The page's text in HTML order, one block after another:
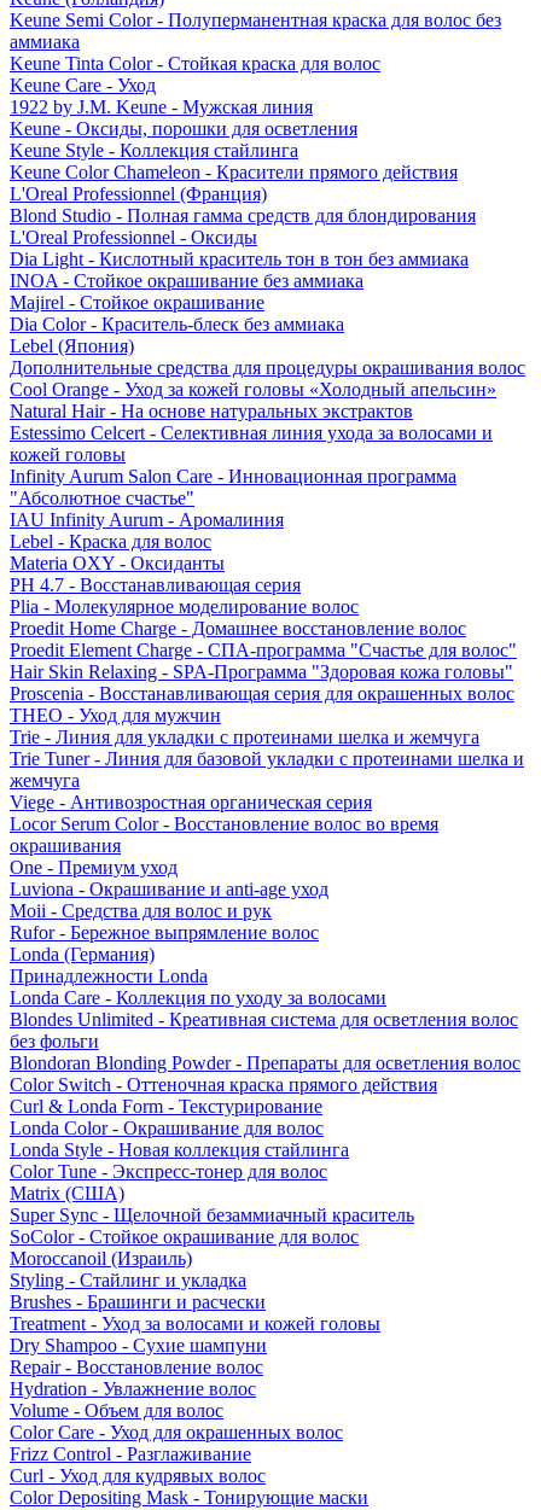
Keune Semi Color - Полуперманентная краска для волос без
аммиака
Keune Tinta Color - Стойкая краска для волос
Keune Care - Уход
1922 by J.M. Keune - Мужская линия
Keune - Оксиды, порошки для осветления
Keune Style - Коллекция стайлинга
Keune Color Chameleon - Красители прямого действия
L'Oreal Professionnel (Франция)
Blond Studio - Полная гамма средств для блондирования
L'Oreal Professionnel - Оксиды
Dia Light - Кислотный краситель тон в тон без аммиака
INOA - Стойкое окрашивание без аммиака
Majirel - Стойкое окрашивание
Dia Color - Краситель-блеск без аммиака
Lebel (Япония)
Дополнительные средства для процедуры окрашивания волос
Cool Orange - Уход за кожей головы «Холодный апельсин»
Natural Hair - На основе натуральных экстрактов
Estessimo Celcert - Селективная линия ухода за волосами и
кожей головы
Infinity Aurum Salon Care - Инновационная программа
"Абсолютное счастье"
IAU Infinity Aurum - Аромалиния
Lebel - Краска для волос
Materia OXY - Оксиданты
PH 4.7 - Восстанавливающая серия
Plia - Молекулярное моделирование волос
Proedit Home Charge - Домашнее восстановление волос
Proedit Element Charge - СПА-программа "Счастье для волос"
Hair Skin Relaxing - SPA-Программа "Здоровая кожа головы"
Proscenia - Восстанавливающая серия для окрашенных волос
THEO - Уход для мужчин
Trie - Линия для укладки с протеинами шелка и жемчуга
Trie Tuner - Линия для базовой укладки с протеинами шелка и
жемчуга
Viege - Антивозростная органическая серия
Locor Serum Color - Восстановление волос во время
окрашивания
One - Премиум уход
Luviona - Окрашивание и anti-age уход
Moii - Средства для волос и рук
Rufor - Бережное выпрямление волос
Londa (Германия)
Принадлежности Londa
Londa Care - Коллекция по уходу за волосами
Blondes Unlimited - Креативная система для осветления волос
без фольги
Blondoran Blonding Powder - Препараты для осветления волос
Color Switch - Оттеночная краска прямого действия
Curl & Londa Form - Текстурирование
Londa Color - Окрашивание для волос
Londa Style - Новая коллекция стайлинга
Color Tune - Экспресс-тонер для волос
Matrix (США)
Super Sync - Щелочной безаммиачный краситель
SoColor - Стойкое окрашивание для волос
Moroccanoil (Израиль)
Styling - Стайлинг и укладка
Brushes - Брашинги и расчески
Treatment - Уход за волосами и кожей головы
Dry Shampoo - Сухие шампуни
Repair - Восстановление волос
Hydration - Увлажнение волос
Volume - Объем для волос
Color Care - Уход для окрашенных волос
Frizz Control - Разглаживание
Curl - Уход для кудрявых волос
Color Depositing Mask - Тонирующие маски